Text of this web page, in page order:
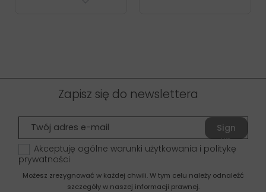
Zapisz się do newslettera
Sign
up
Akceptuję ogólne warunki użytkowania i politykę
prywatności
Możesz zrezygnować w każdej chwili. W tym celu należy odnaleźć
szczegóły w naszej informacji prawnej.